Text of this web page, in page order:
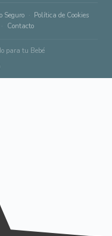
Seguro
Política de Cookies
Contacto
para tu Bebé